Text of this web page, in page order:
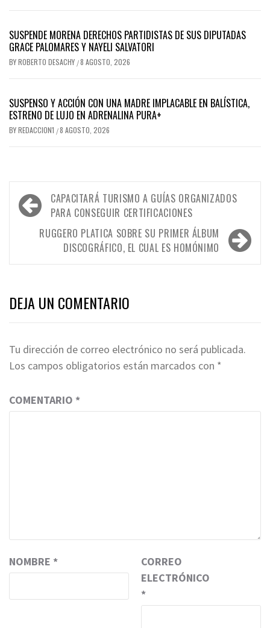
SUSPENDE MORENA DERECHOS PARTIDISTAS DE SUS DIPUTADAS
GRACE PALOMARES Y NAYELI SALVATORI
BYROBERTO DESACHY /8 AGOSTO, 2026
SUSPENSO Y ACCIÓN CON UNA MADRE IMPLACABLE EN BALÍSTICA,
ESTRENO DE LUJO EN ADRENALINA PURA+
BYREDACCION1 /8 AGOSTO, 2026
Navegación
de
entradas
CAPACITARÁ TURISMO A GUÍAS ORGANIZADOS
PARA CONSEGUIR CERTIFICACIONES
RUGGERO PLATICA SOBRE SU PRIMER ÁLBUM
DISCOGRÁFICO, EL CUAL ES HOMÓNIMO
DEJA UN COMENTARIO
Tu dirección de correo electrónico no será publicada.
Los campos obligatorios están marcados con *
COMENTARIO *
NOMBRE *
CORREO
ELECTRÓNICO
*